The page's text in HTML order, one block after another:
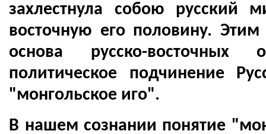
захлестнула собою русский
восточную его половину.
основа русско-восточных
политическое подчинение
"монгольское иго".
В нашем сознании понятие